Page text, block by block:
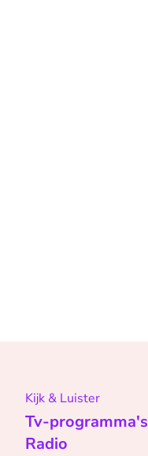
Kijk & Luister
Tv-programma's
Radio